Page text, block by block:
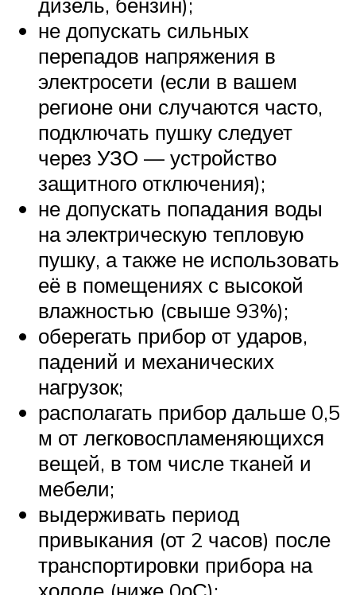
не допускать сильных
перепадов напряжения в
электросети (если в вашем
регионе они случаются часто,
подключать пушку следует
через УЗО — устройство
защитного отключения);
не допускать попадания воды
на электрическую тепловую
пушку, а также не использовать
её в помещениях с высокой
влажностью (свыше 93%);
оберегать прибор от ударов,
падений и механических
нагрузок;
располагать прибор дальше 0,5
м от легковоспламеняющихся
вещей, в том числе тканей и
мебели;
выдерживать период
привыкания (от 2 часов) после
транспортировки прибора на